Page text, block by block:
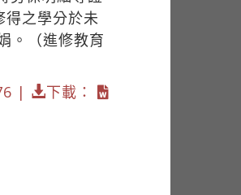
得之學分於未
。（進修教育
| 下載：